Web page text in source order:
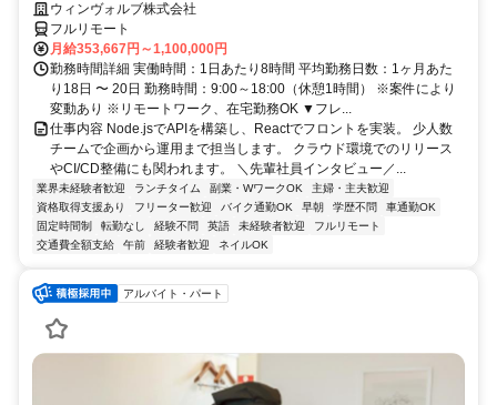
ウィンヴォルブ株式会社
フルリモート
月給353,667円～1,100,000円
勤務時間詳細 実働時間：1日あたり8時間 平均勤務日数：1ヶ月あた
り18日 〜 20日 勤務時間：9:00～18:00（休憩1時間） ※案件により
変動あり ※リモートワーク、在宅勤務OK ▼フレ...
仕事内容 Node.jsでAPIを構築し、Reactでフロントを実装。 少人数
チームで企画から運用まで担当します。 クラウド環境でのリリース
やCI/CD整備にも関われます。 ＼先輩社員インタビュー／...
業界未経験者歓迎 ランチタイム 副業・WワークOK
主婦・主夫歓迎
資格取得支援あり
フリーター歓迎 バイク通勤OK 早朝 学歴不問
車通勤OK
固定時間制
転勤なし 経験不問 英語 未経験者歓迎
フルリモート
交通費全額支給
午前 経験者歓迎 ネイルOK
アルバイト・パート